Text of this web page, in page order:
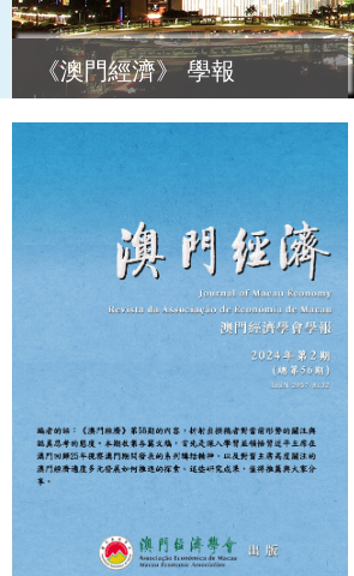
《澳門經濟》 學報